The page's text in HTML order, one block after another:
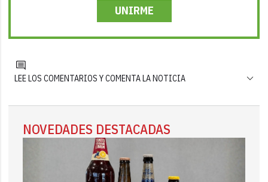
UNIRME
LEE LOS COMENTARIOS Y COMENTA LA NOTICIA
NOVEDADES DESTACADAS